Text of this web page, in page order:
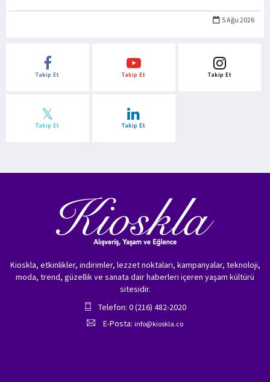
5 Ağu 2026
Takip Et Takip Et Takip Et
Takip Et Takip Et
Kioskla, etkinlikler, indirimler, lezzet noktaları, kampanyalar, teknoloji,
moda, trend, güzellik ve sanata dair haberleri içeren yaşam kültürü
sitesidir.
Telefon: 0 (216) 482-2020
E-Posta: info@kioskla.co